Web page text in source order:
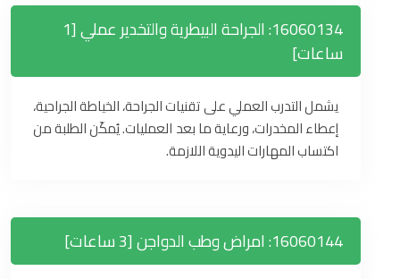
16060134: الجراحة البيطرية والتخدير عملي [1
ساعات]
يشمل التدرب العملي على تقنيات الجراحة، الخياطة الجراحية،
إعطاء المخدرات، ورعاية ما بعد العمليات. يُمكّن الطلبة من
اكتساب المهارات اليدوية اللازمة.
16060144: امراض وطب الدواجن [3 ساعات]